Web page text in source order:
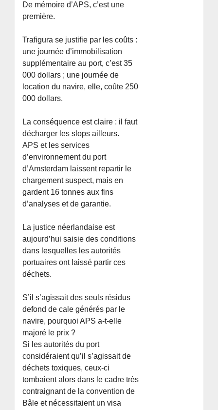
De mémoire d’APS, c’est une
première.
Trafigura se justifie par les coûts :
une journée d’immobilisation
supplémentaire au port, c’est 35
000 dollars ; une journée de
location du navire, elle, coûte 250
000 dollars.
La conséquence est claire : il faut
décharger les slops ailleurs.
APS et les services
d’environnement du port
d’Amsterdam laissent repartir le
chargement suspect, mais en
gardent 16 tonnes aux fins
d’analyses et de garantie.
La justice néerlandaise est
aujourd’hui saisie des conditions
dans lesquelles les autorités
portuaires ont laissé partir ces
déchets.
S’il s’agissait des seuls résidus
defond de cale générés par le
navire, pourquoi APS a-t-elle
majoré le prix ?
Si les autorités du port
considéraient qu’il s’agissait de
déchets toxiques, ceux-ci
tombaient alors dans le cadre très
contraignant de la convention de
Bâle et nécessitaient un visa